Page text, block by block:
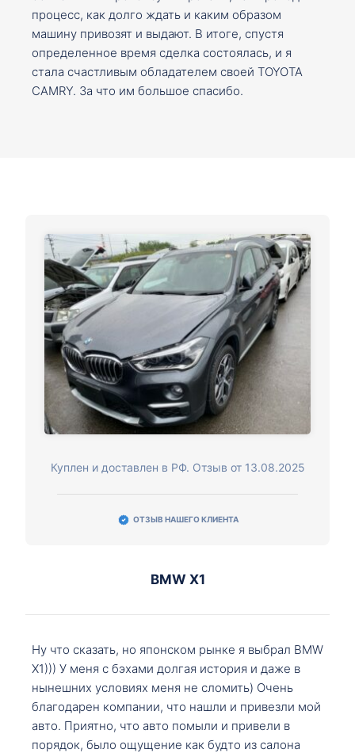
процесс, как долго ждать и каким образом
машину привозят и выдают. В итоге, спустя
определенное время сделка состоялась, и я
стала счастливым обладателем своей TOYOTA
CAMRY. За что им большое спасибо.
Куплен и доставлен в РФ. Отзыв от 13.08.2025
ОТЗЫВ НАШЕГО КЛИЕНТА
BMW X1
Ну что сказать, но японском рынке я выбрал BMW
X1))) У меня с бэхами долгая история и даже в
нынешних условиях меня не сломить) Очень
благодарен компании, что нашли и привезли мой
авто. Приятно, что авто помыли и привели в
порядок, было ощущение как будто из салона